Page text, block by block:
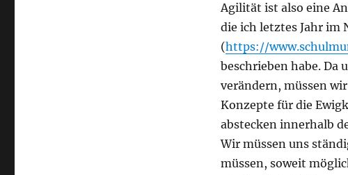
Agilität ist also eine
die ich letztes Jahr im
(https://
beschrieben habe. Da
verändern, müssen
Konzepte für die
abstecken innerhalb
Wir müssen uns
müssen, soweit